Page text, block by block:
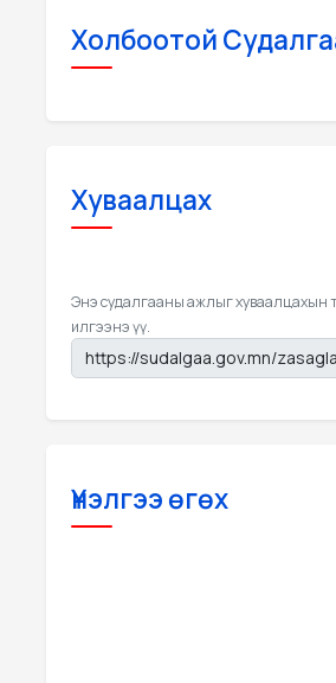
Холбоотой
Хуваалцах
Энэ судалгааны ажлыг хуваалцахын
илгээнэ үү.
Үнэлгээ өгөх